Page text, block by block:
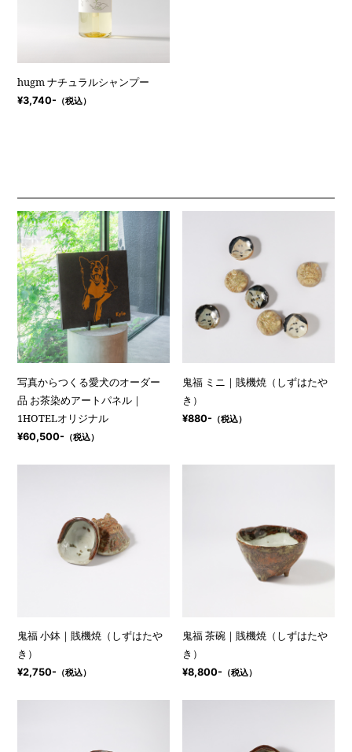
hugm ナチュラルシャンプー
¥3,740- （税込）
写真からつくる愛犬のオーダー
品 お茶染めアートパネル｜
1HOTELオリジナル
¥60,500- （税込）
鬼福 ミニ｜賎機焼（しずはたや
き）
¥880- （税込）
鬼福 小鉢｜賎機焼（しずはたや
き）
¥2,750- （税込）
鬼福 茶碗｜賎機焼（しずはたや
き）
¥8,800- （税込）